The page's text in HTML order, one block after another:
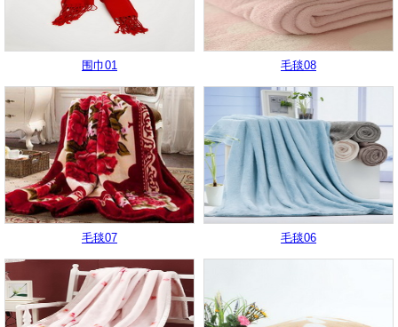
围巾01 毛毯08
毛毯07 毛毯06